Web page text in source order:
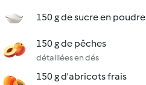
150 g de sucre en poudre
150 g de pêches
détaillées en dés
150 g d'abricots frais